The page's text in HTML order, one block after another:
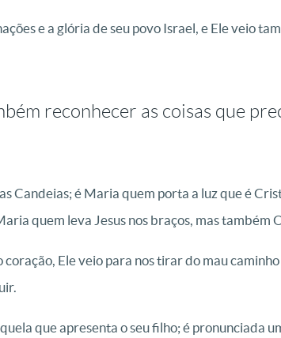
e a glória de seu povo Israel, e Ele veio
reconhecer as coisas que
Candeias; é Maria quem porta a luz que é
quem leva Jesus nos braços, mas também
Ele veio para nos tirar do mau
que apresenta o seu filho; é pronunciada